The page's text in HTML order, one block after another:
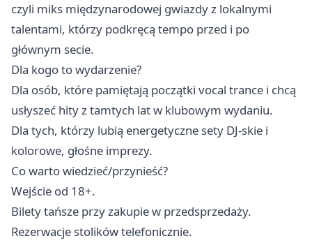
czyli miks międzynarodowej gwiazdy z lokalnymi
talentami, którzy podkręcą tempo przed i po
głównym secie.
Dla kogo to wydarzenie?
Dla osób, które pamiętają początki vocal trance i chcą
usłyszeć hity z tamtych lat w klubowym wydaniu.
Dla tych, którzy lubią energetyczne sety DJ-skie i
kolorowe, głośne imprezy.
Co warto wiedzieć/przynieść?
Wejście od 18+.
Bilety tańsze przy zakupie w przedsprzedaży.
Rezerwacje stolików telefonicznie.